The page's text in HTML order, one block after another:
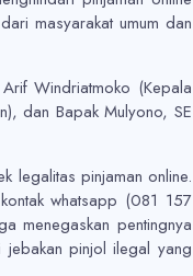
masyarakat umum dan
Windriatmoko (Kepala
dan Bapak Mulyono, SE
legalitas pinjaman online.
whatsapp (081 157
menegaskan pentingnya
jebakan pinjol ilegal yang